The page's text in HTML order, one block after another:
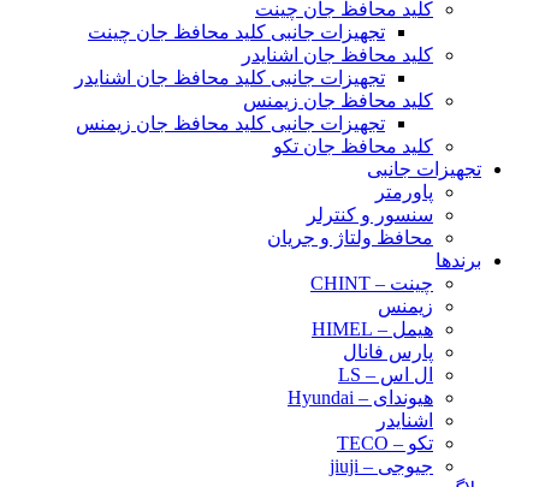
کلید محافظ جان چینت
تجهیزات جانبی کلید محافظ جان چینت
کلید محافظ جان اشنایدر
تجهیزات جانبی کلید محافظ جان اشنایدر
کلید محافظ جان زیمنس
تجهیزات جانبی کلید محافظ جان زیمنس
کلید محافظ جان تکو
تجهیزات جانبی
پاورمتر
سنسور و کنترلر
محافظ ولتاژ و‌ جریان
برندها
چینت – CHINT
زیمنس
هیمل – HIMEL
پارس فانال
ال اس – LS
هیوندای – Hyundai
اشنایدر
تکو – TECO
جیوجی – jiuji